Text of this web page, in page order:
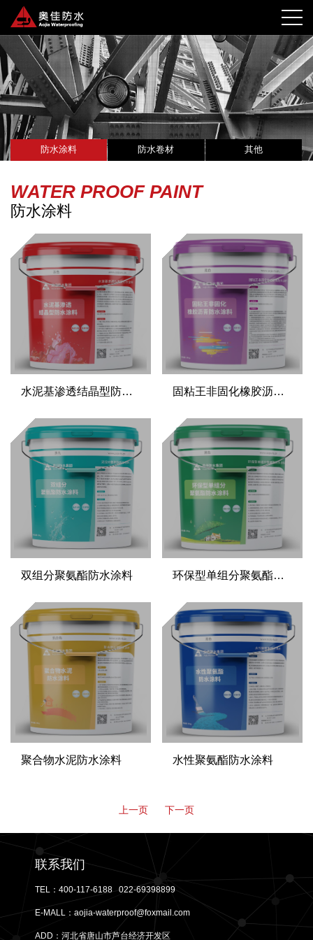
防水涂料 防水卷材 其他
WATER PROOF PAINT
防水涂料
水泥基渗透结晶型防水涂料 固粘王非固化橡胶沥青防水涂料
双组分聚氨酯防水涂料 环保型单组分聚氨酯防水涂料
聚合物水泥防水涂料 水性聚氨酯防水涂料
上一页 下一页
联系我们
TEL：400-117-6188 022-69398899
E-MALL：aojia-waterproof@foxmail.com
ADD：河北省唐山市芦台经济开发区